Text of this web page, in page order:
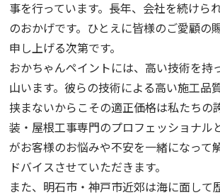
事を行っています。長年、会社を続けら
のおかげです。ひとえに皆様のご愛顧の
申し上げる次第です。
おかちゃんペイントには、高い技術を持
山います。彼らの技術による高い施工品
挟まないからこその適正価格は私たちの
装・屋根工事専門のプロフェッショナル
がお客様のお悩みや不安を一緒になって
ドバイスさせていただきます。
また、明石市・神戸市近郊は海に面して